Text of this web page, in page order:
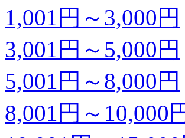
1,001円～3,000円
3,001円～5,000円
5,001円～8,000円
8,001円～10,000